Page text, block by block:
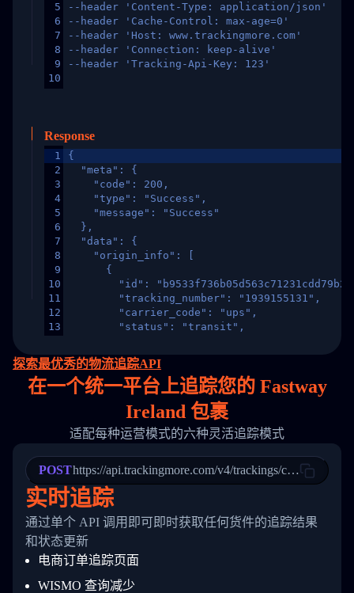
5
6
7
8
9
10
--header 'Content-Type: application/json'
--header 'Cache-Control: max-age=0'
--header 'Host: www.trackingmore.com'
--header 'Connection: keep-alive'
--header 'Tracking-Api-Key: 123'
Response
1
2
3
4
5
6
7
8
9
10
11
12
13
15
16
17
22
23
24
25
27
28
29
30
31
{
  "meta": {
    "code": 200,
    "type": "Success",
    "message": "Success"
  },
  "data": {
    "origin_info": [
      {
"id":
        "tracking_number": "1939155131",
        "carrier_code": "ups",
        "status": "transit",
"destination_country": "United
        "itemTimeLength": 2,
        "weblink": "",
        "phone": null,
        "trackinfo": [
          {
            "Date": "2017-03-08 04: 22: 00",
"StatusDescription": "Departed
"Details": "Departed Facility
          },
          {
            "Date": "2017-03-06 15:28:00",
"StatusDescription": "Shipment
"Details": "BEIJING-
          }
        ]
      }
探索最优秀的物流追踪API
在一个统一平台上追踪您的 Fastway
Ireland 包裹
适配每种运营模式的六种灵活追踪模式
POSThttps://api.trackingmore.com/v4/trackings/create
实时追踪
通过单个 API 调用即可即时获取任何货件的追踪结果
和状态更新
电商订单追踪页面
WISMO 查询减少